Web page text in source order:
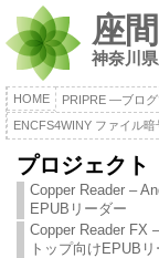
座
神奈川
HOME PRIPRE ―ブログ
ENCFS4WINY ファイル暗
プロジェクト
Copper Reader –
EPUBリーダー
Copper Reader FX
トップ向けEPUB